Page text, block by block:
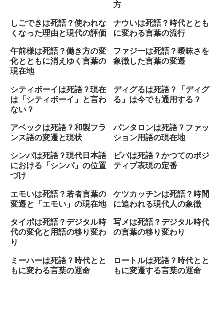
方
しごできは死語？使われな
くなった理由と現代の評価
ナウいは死語？時代ととも
に変わる言葉の流行
午前様は死語？働き方の変
化とともに消えゆく言葉の
現在地
ファジーは死語？曖昧さを
象徴した言葉の変遷
シティボーイは死語？現在
は「シティボーイ」と言わ
ない？
ディグるは死語？「ディグ
る」は今でも通用する？
アベックは死語？和製フラ
ンス語の変遷と現状
パンタロンは死語？ファッ
ション用語の現在地
シンパは死語？現代日本語
における「シンパ」の位置
づけ
ビバは死語？かつてのポジ
ティブ表現の定番
エモいは死語？若者言葉の
変遷と「エモい」の現在地
ケツカッチンは死語？時間
に追われる現代人の象徴
タイポは死語？デジタル時
代の変化と用語の移り変わ
り
写メは死語？デジタル時代
の言葉の移り変わり
ミーハーは死語？時代とと
もに変わる言葉の運命
ロートルは死語？時代とと
もに変遷する言葉の運命